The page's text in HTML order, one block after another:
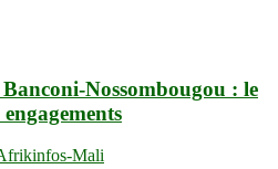
Nossombougou : le
Mali